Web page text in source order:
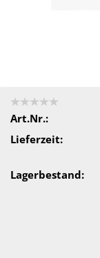
Art.Nr.:
Lieferzeit:
Lagerbestand: